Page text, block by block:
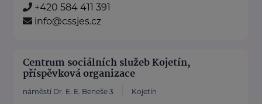
+420 584 411 391
info@cssjes.cz
Centrum sociálních služeb Kojetín,
příspěvková organizace
náměstí Dr. E. E. Beneše 3 Kojetín